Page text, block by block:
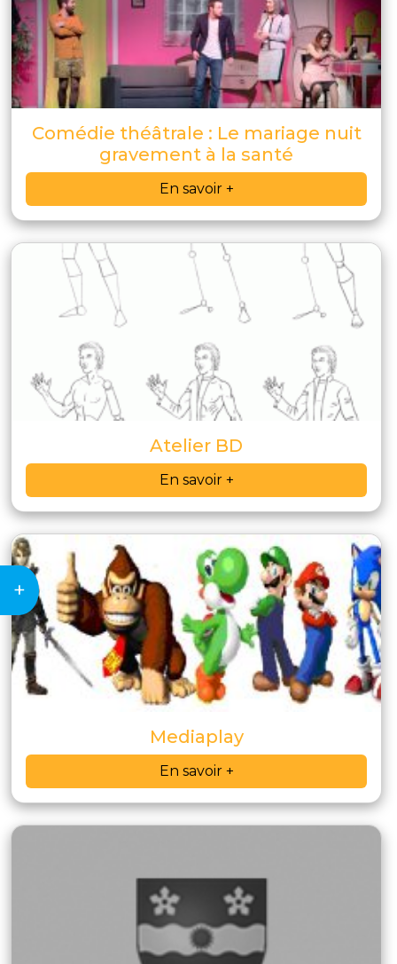
+
Comédie théâtrale : Le mariage nuit
gravement à la santé
En savoir +
Atelier BD
En savoir +
Mediaplay
En savoir +